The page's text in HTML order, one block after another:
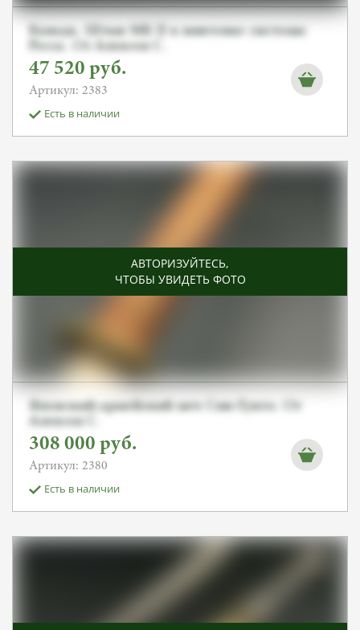
Канада. Штык MK II к винтовке системы
Росса. От Алексея С.
47 520 руб.
Артикул: 2383
Есть в наличии
АВТОРИЗУЙТЕСЬ,
ЧТОБЫ УВИДЕТЬ ФОТО
Японский армейский меч Син-Гунто. От
Алексея С.
308 000 руб.
Артикул: 2380
Есть в наличии